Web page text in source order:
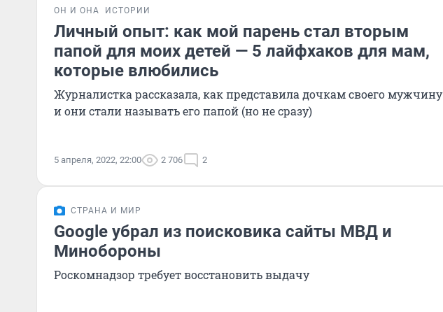
ОН И ОНА ИСТОРИИ
Личный опыт: как мой парень стал вторым
папой для моих детей — 5 лайфхаков для мам,
которые влюбились
Журналистка рассказала, как представила дочкам своего мужчину
и они стали называть его папой (но не сразу)
5 апреля, 2022, 22:00 2 706 2
СТРАНА И МИР
Google убрал из поисковика сайты МВД и
Минобороны
Роскомнадзор требует восстановить выдачу